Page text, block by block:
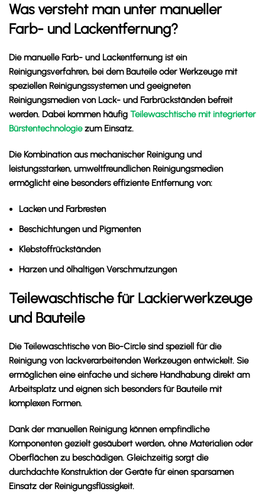
Was versteht man unter manueller
Farb- und Lackentfernung?
Die manuelle Farb- und Lackentfernung ist ein
Reinigungsverfahren, bei dem Bauteile oder Werkzeuge mit
speziellen Reinigungssystemen und geeigneten
Reinigungsmedien von Lack- und Farbrückständen befreit
werden. Dabei kommen häufig Teilewaschtische mit integrierter
Bürstentechnologiezum Einsatz.
Die Kombination aus mechanischer Reinigung und
leistungsstarken, umweltfreundlichen Reinigungsmedien
ermöglicht eine besonders effiziente Entfernung von:
Lacken und Farbresten
Beschichtungen und Pigmenten
Klebstoffrückständen
Harzen und ölhaltigen Verschmutzungen
Teilewaschtische für Lackierwerkzeuge
und Bauteile
Die Teilewaschtische von Bio-Circle sind speziell für die
Reinigung von lackverarbeitenden Werkzeugen entwickelt. Sie
ermöglichen eine einfache und sichere Handhabung direkt am
Arbeitsplatz und eignen sich besonders für Bauteile mit
komplexen Formen.
Dank der manuellen Reinigung können empfindliche
Komponenten gezielt gesäubert werden, ohne Materialien oder
Oberflächen zu beschädigen. Gleichzeitig sorgt die
durchdachte Konstruktion der Geräte für einen sparsamen
Einsatz der Reinigungsflüssigkeit.